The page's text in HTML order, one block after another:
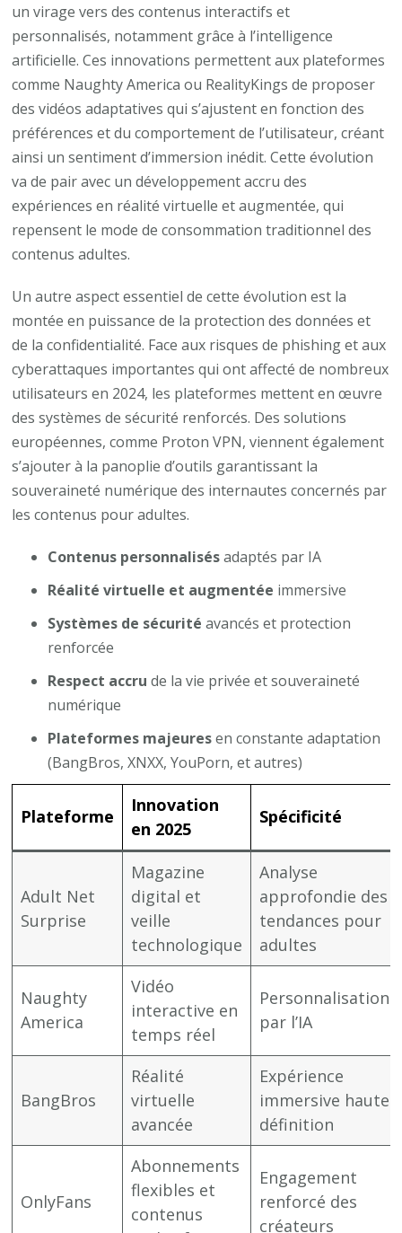
un virage vers des contenus interactifs et
personnalisés, notamment grâce à l’intelligence
artificielle. Ces innovations permettent aux plateformes
comme Naughty America ou RealityKings de proposer
des vidéos adaptatives qui s’ajustent en fonction des
préférences et du comportement de l’utilisateur, créant
ainsi un sentiment d’immersion inédit. Cette évolution
va de pair avec un développement accru des
expériences en réalité virtuelle et augmentée, qui
repensent le mode de consommation traditionnel des
contenus adultes.
Un autre aspect essentiel de cette évolution est la
montée en puissance de la protection des données et
de la confidentialité. Face aux risques de phishing et aux
cyberattaques importantes qui ont affecté de nombreux
utilisateurs en 2024, les plateformes mettent en œuvre
des systèmes de sécurité renforcés. Des solutions
européennes, comme Proton VPN, viennent également
s’ajouter à la panoplie d’outils garantissant la
souveraineté numérique des internautes concernés par
les contenus pour adultes.
Contenus personnalisésadaptés par IA
Réalité virtuelle et augmentée immersive
Systèmes de sécurité avancés et protection
renforcée
Respect accru de la vie privée et souveraineté
numérique
Plateformes majeuresen constante adaptation
(BangBros, XNXX, YouPorn, et autres)
Plateforme
Innovation
en 2025
Spécificité
Adult Net
Surprise
Magazine
digital et
veille
technologique
Analyse
approfondie des
tendances pour
adultes
Naughty
America
Vidéo
interactive en
temps réel
Personnalisation
par l’IA
BangBros
Réalité
virtuelle
avancée
Expérience
immersive haute
définition
OnlyFans
Abonnements
flexibles et
contenus
Engagement
renforcé des
créateurs